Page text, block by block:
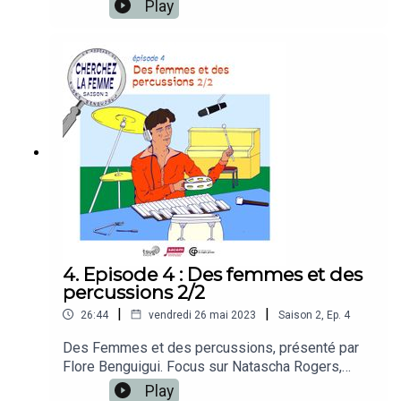
invisibilisées dans de célèbres couples du
Graham et Charles Mingus, Astrud et Joao
Gilberto et Dusty Springfield et Norma
Tanega.Illustration : Sarah Fabre
Play
4. Episode 4 : Des femmes et des
percussions 2/2
26:44 | vendredi 26 mai 2023 | Saison 2 Ep. 4
Des Femmes et des percussions, présenté par
Flore Benguigui. Focus sur Natascha Rogers,
percussionniste aux sonorités inspirées des
Play